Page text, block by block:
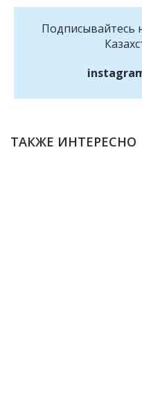
Подписывайтесь
ТАКЖЕ ИНТЕРЕСНО